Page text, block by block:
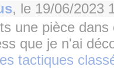
, le 19/06/2023
une pièce
que je n'ai
tactiques